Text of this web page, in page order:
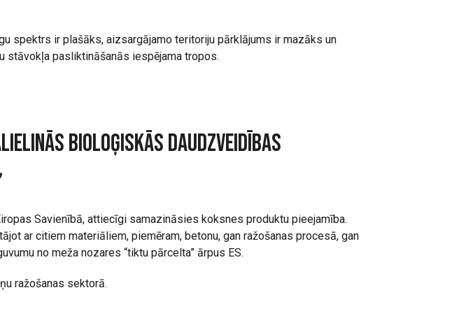
spektrs ir plašāks, aizsargājamo teritoriju pārklājums ir mazāks un
stāvokļa pasliktināšanās iespējama tropos.
bioloģiskās daudzveidības
Savienībā, attiecīgi samazināsies koksnes produktu pieejamība.
ar citiem materiāliem, piemēram, betonu, gan ražošanas procesā, gan
no meža nozares “tiktu pārcelta” ārpus ES.
ražošanas sektorā.